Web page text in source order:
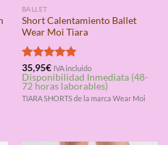
BALLET
Short Calentamiento Ballet
Wear Moi Tiara
Valorado
con5.00
de 5
35,95€ IVA incluido
Disponibilidad Inmediata (48-
72 horas laborables)
TIARA SHORTS de la marca Wear Moi